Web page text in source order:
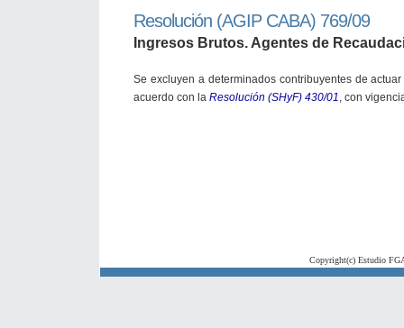
Resolución (AGIP CABA) 769/09
Ingresos Brutos. Agentes de
Se excluyen a determinados contribuyentes de
acuerdo con la Resolución (SHyF) 430/01, con
Copyright(c) Estudio